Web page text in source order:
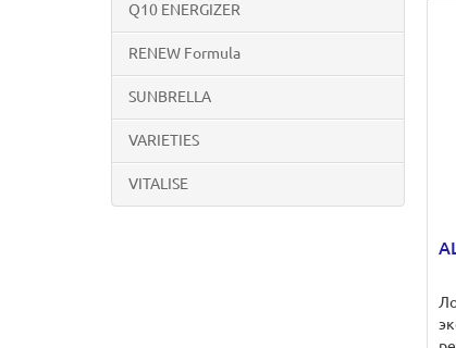
Q10 ENERGIZER
RENEW Formula
SUNBRELLA
VARIETIES
VITALISE